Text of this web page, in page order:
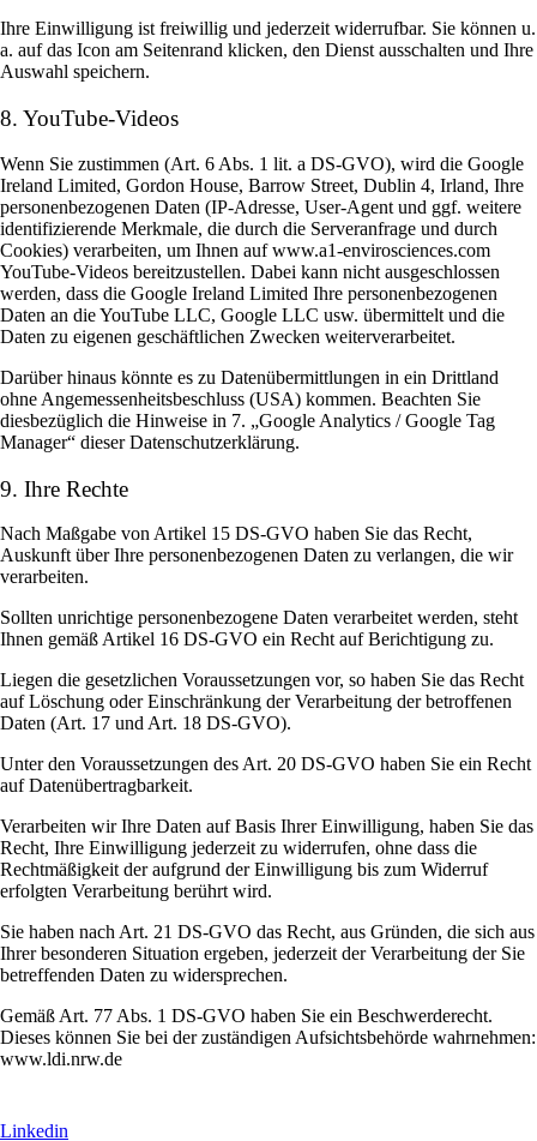
Ihre Einwilligung ist freiwillig und jederzeit widerrufbar. Sie können u.
a. auf das Icon am Seitenrand klicken, den Dienst ausschalten und Ihre
Auswahl speichern.
8. YouTube-Videos
Wenn Sie zustimmen (Art. 6 Abs. 1 lit. a DS-GVO), wird die Google
Ireland Limited, Gordon House, Barrow Street, Dublin 4, Irland, Ihre
personenbezogenen Daten (IP-Adresse, User-Agent und ggf. weitere
identifizierende Merkmale, die durch die Serveranfrage und durch
Cookies) verarbeiten, um Ihnen auf www.a1-envirosciences.com
YouTube-Videos bereitzustellen. Dabei kann nicht ausgeschlossen
werden, dass die Google Ireland Limited Ihre personenbezogenen
Daten an die YouTube LLC, Google LLC usw. übermittelt und die
Daten zu eigenen geschäftlichen Zwecken weiterverarbeitet.
Darüber hinaus könnte es zu Datenübermittlungen in ein Drittland
ohne Angemessenheitsbeschluss (USA) kommen. Beachten Sie
diesbezüglich die Hinweise in 7. „Google Analytics / Google Tag
Manager“ dieser Datenschutzerklärung.
9. Ihre Rechte
Nach Maßgabe von Artikel 15 DS-GVO haben Sie das Recht,
Auskunft über Ihre personenbezogenen Daten zu verlangen, die wir
verarbeiten.
Sollten unrichtige personenbezogene Daten verarbeitet werden, steht
Ihnen gemäß Artikel 16 DS-GVO ein Recht auf Berichtigung zu.
Liegen die gesetzlichen Voraussetzungen vor, so haben Sie das Recht
auf Löschung oder Einschränkung der Verarbeitung der betroffenen
Daten (Art. 17 und Art. 18 DS-GVO).
Unter den Voraussetzungen des Art. 20 DS-GVO haben Sie ein Recht
auf Datenübertragbarkeit.
Verarbeiten wir Ihre Daten auf Basis Ihrer Einwilligung, haben Sie das
Recht, Ihre Einwilligung jederzeit zu widerrufen, ohne dass die
Rechtmäßigkeit der aufgrund der Einwilligung bis zum Widerruf
erfolgten Verarbeitung berührt wird.
Sie haben nach Art. 21 DS-GVO das Recht, aus Gründen, die sich aus
Ihrer besonderen Situation ergeben, jederzeit der Verarbeitung der Sie
betreffenden Daten zu widersprechen.
Gemäß Art. 77 Abs. 1 DS-GVO haben Sie ein Beschwerderecht.
Dieses können Sie bei der zuständigen Aufsichtsbehörde wahrnehmen:
www.ldi.nrw.de
Linkedin